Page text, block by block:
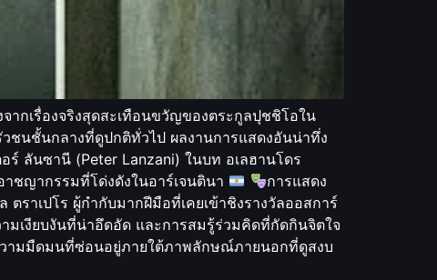
ากเรื่องจริงสุดสะเทือนขวัญของตระกูลปุชชิโอใน
ชนชั้นกลางที่ดูปกติทั่วไป ผลงานการแสดงอันน่าทึ่ง
ร์ ลันซานี (Peter Lanzani) ในบท อเลฮานโดร
าชญากรรมที่โด่งดังในอาร์เจนตินา
การแสดง
ตราเปโร ผู้กำกับมากฝีมือที่เคยเข้าชิงรางวัลออสการ์
มเงียบงันที่น่าอึดอัด และการสมรู้ร่วมคิดที่กัดกินจิตใจ
วามมืดมนที่ซ่อนอยู่ภายใต้ภาพลักษณ์ภายนอกที่ดูสงบ